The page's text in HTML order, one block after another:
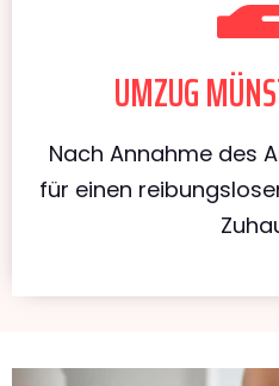
UMZUG
Nach Annahme des
für einen